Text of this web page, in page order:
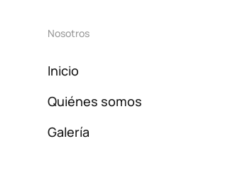
Nosotros
Inicio
Quiénes somos
Galería